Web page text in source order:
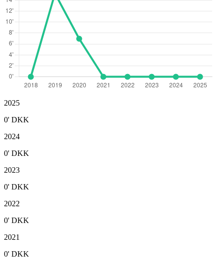
2025
0' DKK
2024
0' DKK
2023
0' DKK
2022
0' DKK
2021
0' DKK